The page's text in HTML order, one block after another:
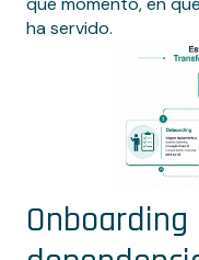
ha servido.